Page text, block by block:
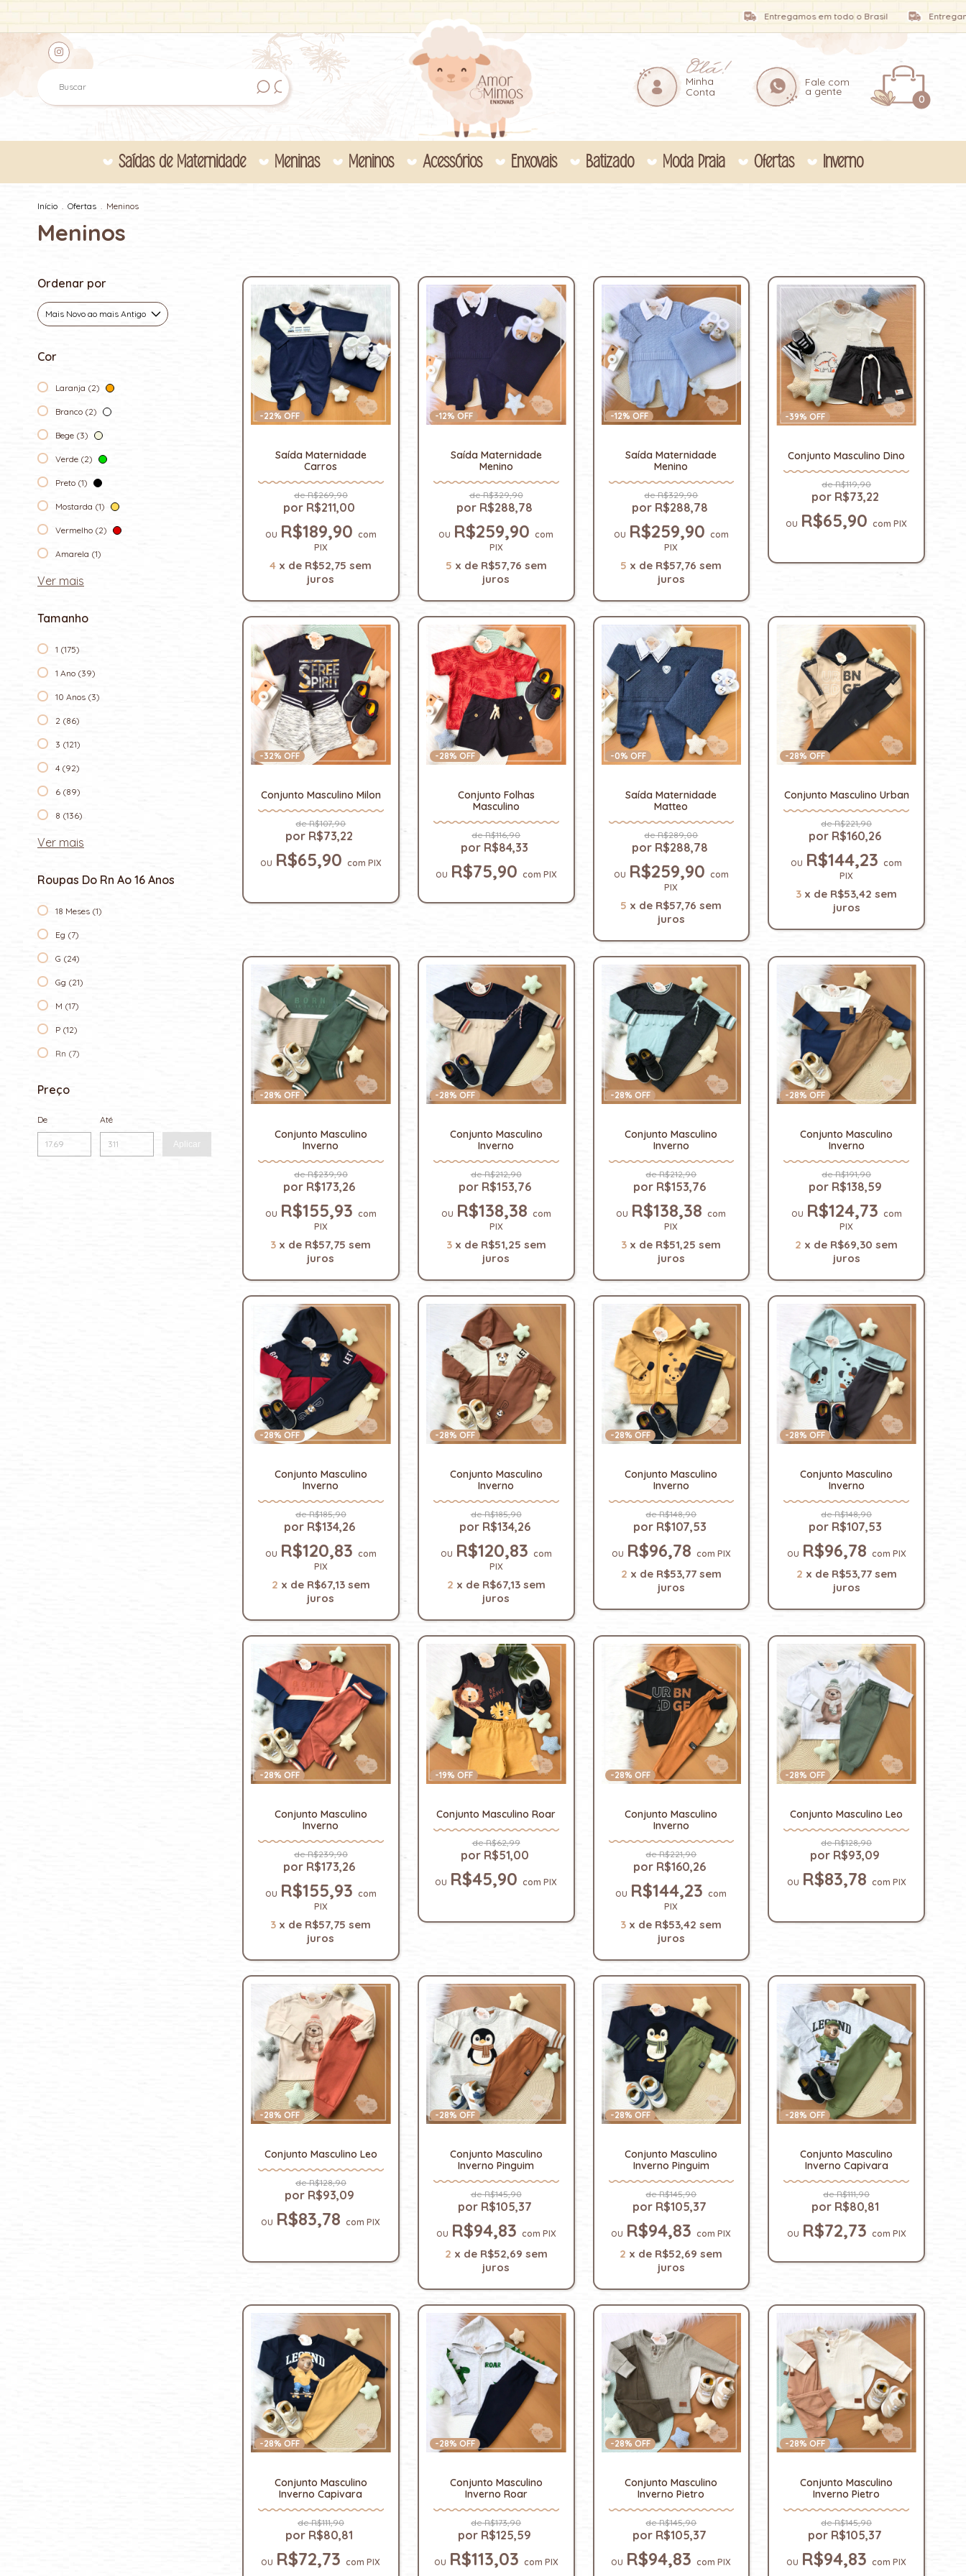
Entregamos em todo o Brasil Entregamos em todo o
Minha
Conta
Fale com
a gente
0
Saídas de Maternidade Meninas Meninos Acessórios Enxovais Batizado Moda Praia Ofertas Inverno
Início . Ofertas . Meninos
Meninos
Ordenar por
Cor
Laranja (2)
Branco (2)
Bege (3)
Verde (2)
Preto (1)
Mostarda (1)
Vermelho (2)
Amarela (1)
Ver mais
Tamanho
1 (175)
1 Ano (39)
10 Anos (3)
2 (86)
3 (121)
4 (92)
6 (89)
8 (136)
Ver mais
Roupas Do Rn Ao 16 Anos
18 Meses (1)
Eg (7)
G (24)
Gg (21)
M (17)
P (12)
Rn (7)
Preço
De Até
Aplicar
-22% OFF
Saída Maternidade
Carros
R$269,90
R$211,00
R$189,90 com
PIX
4 x de R$52,75 sem
juros
-12% OFF
Saída Maternidade
Menino
R$329,90
R$288,78
R$259,90com
PIX
5 x de R$57,76 sem
juros
-12% OFF
Saída Maternidade
Menino
R$329,90
R$288,78
R$259,90 com
PIX
5 x de R$57,76 sem
juros
-39% OFF
Conjunto Masculino Dino
R$119,90
R$73,22
R$65,90com PIX
-32% OFF
Conjunto Masculino Milon
R$107,90
R$73,22
R$65,90 com PIX
-28% OFF
Conjunto Folhas
Masculino
R$116,90
R$84,33
R$75,90 com PIX
-0% OFF
Saída Maternidade
Matteo
R$289,00
R$288,78
R$259,90 com
PIX
5 x de R$57,76 sem
juros
-28% OFF
Conjunto Masculino Urban
R$221,90
R$160,26
R$144,23com
PIX
3 x de R$53,42 sem
juros
-28% OFF
Conjunto Masculino
Inverno
R$239,90
R$173,26
R$155,93 com
PIX
3 x de R$57,75 sem
juros
-28% OFF
Conjunto Masculino
Inverno
R$212,90
R$153,76
R$138,38 com
PIX
3 x de R$51,25 sem
juros
-28% OFF
Conjunto Masculino
Inverno
R$212,90
R$153,76
R$138,38com
PIX
3 x de R$51,25 sem
juros
-28% OFF
Conjunto Masculino
Inverno
R$191,90
R$138,59
R$124,73 com
PIX
2 x de R$69,30 sem
juros
-28% OFF
Conjunto Masculino
Inverno
R$185,90
R$134,26
R$120,83 com
PIX
2 x de R$67,13 sem
juros
-28% OFF
Conjunto Masculino
Inverno
R$185,90
R$134,26
R$120,83 com
PIX
2 x de R$67,13 sem
juros
-28% OFF
Conjunto Masculino
Inverno
R$148,90
R$107,53
R$96,78 com PIX
2 x de R$53,77 sem
juros
-28% OFF
Conjunto Masculino
Inverno
R$148,90
R$107,53
R$96,78 com PIX
2 x de R$53,77 sem
juros
-28% OFF
Conjunto Masculino
Inverno
R$239,90
R$173,26
R$155,93 com
PIX
3 x de R$57,75 sem
juros
-19% OFF
Conjunto Masculino Roar
R$62,99
R$51,00
R$45,90com PIX
-28% OFF
Conjunto Masculino
Inverno
R$221,90
R$160,26
R$144,23com
PIX
3 x de R$53,42 sem
juros
-28% OFF
Conjunto Masculino Leo
R$128,90
R$93,09
R$83,78 com PIX
-28% OFF
Conjunto Masculino Leo
R$128,90
R$93,09
R$83,78com PIX
-28% OFF
Conjunto Masculino
Inverno Pinguim
R$145,90
R$105,37
R$94,83 com PIX
2 x de R$52,69 sem
juros
-28% OFF
Conjunto Masculino
Inverno Pinguim
R$145,90
R$105,37
R$94,83com PIX
2 x de R$52,69 sem
juros
-28% OFF
Conjunto Masculino
Inverno Capivara
R$111,90
R$80,81
R$72,73 com PIX
-28% OFF
Conjunto Masculino
Inverno Capivara
R$111,90
R$80,81
R$72,73com PIX
-28% OFF
Conjunto Masculino
Inverno Roar
R$173,90
R$125,59
R$113,03 com PIX
-28% OFF
Conjunto Masculino
Inverno Pietro
R$145,90
R$105,37
R$94,83com PIX
-28% OFF
Conjunto Masculino
Inverno Pietro
R$145,90
R$105,37
R$94,83com PIX